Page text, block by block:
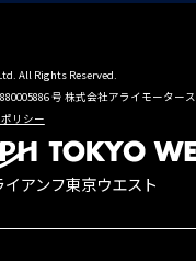
All Rights Reserved.
号 株式会社アライモータース
リシー
イアンフ東京ウエスト